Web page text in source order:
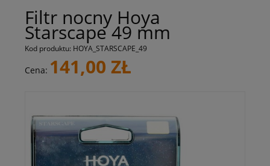
Filtr nocny Hoya
Starscape 49 mm
Kod produktu: HOYA_STARSCAPE_49
Cena: 141,00 ZŁ